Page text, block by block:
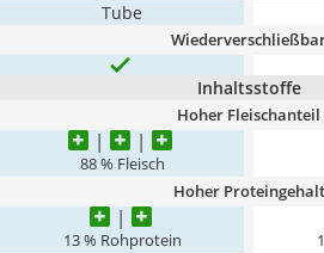
Tube
Inhaltsstoffe
Hoher Fleischanteil
88 % Fleisch
Hoher Proteingehalt
13 % Rohprotein